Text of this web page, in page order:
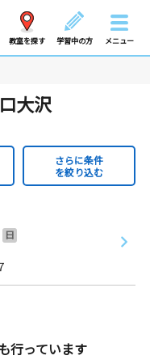
教室を探す 学習中の方 メニュー
大沢
さらに条件
を絞り込む
日
行っています